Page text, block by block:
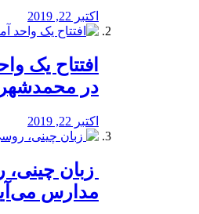
اکتبر 22, 2019
افتتاح یک
در محمدشهر
اکتبر 22, 2019
زبان
مدارس